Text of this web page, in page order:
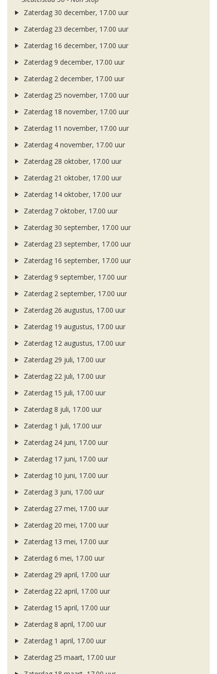
Zaterdag 30 december, 17.00 uur
Zaterdag 23 december, 17.00 uur
Zaterdag 16 december, 17.00 uur
Zaterdag 9 december, 17.00 uur
Zaterdag 2 december, 17.00 uur
Zaterdag 25 november, 17.00 uur
Zaterdag 18 november, 17.00 uur
Zaterdag 11 november, 17.00 uur
Zaterdag 4 november, 17.00 uur
Zaterdag 28 oktober, 17.00 uur
Zaterdag 21 oktober, 17.00 uur
Zaterdag 14 oktober, 17.00 uur
Zaterdag 7 oktober, 17.00 uur
Zaterdag 30 september, 17.00 uur
Zaterdag 23 september, 17.00 uur
Zaterdag 16 september, 17.00 uur
Zaterdag 9 september, 17.00 uur
Zaterdag 2 september, 17.00 uur
Zaterdag 26 augustus, 17.00 uur
Zaterdag 19 augustus, 17.00 uur
Zaterdag 12 augustus, 17.00 uur
Zaterdag 29 juli, 17.00 uur
Zaterdag 22 juli, 17.00 uur
Zaterdag 15 juli, 17.00 uur
Zaterdag 8 juli, 17.00 uur
Zaterdag 1 juli, 17.00 uur
Zaterdag 24 juni, 17.00 uur
Zaterdag 17 juni, 17.00 uur
Zaterdag 10 juni, 17.00 uur
Zaterdag 3 juni, 17.00 uur
Zaterdag 27 mei, 17.00 uur
Zaterdag 20 mei, 17.00 uur
Zaterdag 13 mei, 17.00 uur
Zaterdag 6 mei, 17.00 uur
Zaterdag 29 april, 17.00 uur
Zaterdag 22 april, 17.00 uur
Zaterdag 15 april, 17.00 uur
Zaterdag 8 april, 17.00 uur
Zaterdag 1 april, 17.00 uur
Zaterdag 25 maart, 17.00 uur